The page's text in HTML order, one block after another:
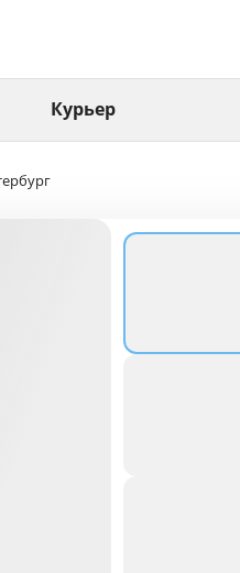
Курьер